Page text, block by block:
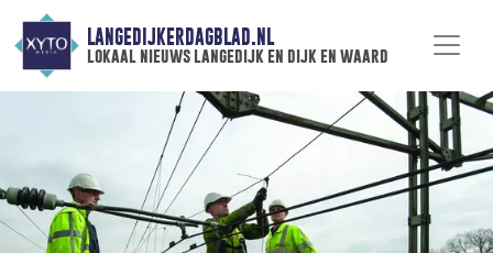
LANGEDIJKERDAGBLAD.NL
lokaal nieuws langedijk en dijk en waard